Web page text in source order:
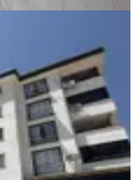
Mahallesi
03.08.2026